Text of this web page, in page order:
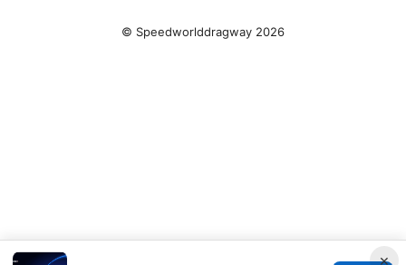
×
© Speedworlddragway 2026